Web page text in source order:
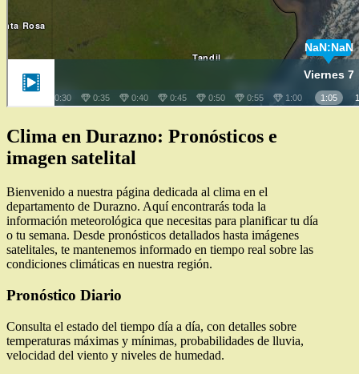
Clima en Durazno: Pronósticos e
imagen satelital
Bienvenido a nuestra página dedicada al clima en el
departamento de Durazno. Aquí encontrarás toda la
información meteorológica que necesitas para planificar tu día
o tu semana. Desde pronósticos detallados hasta imágenes
satelitales, te mantenemos informado en tiempo real sobre las
condiciones climáticas en nuestra región.
Pronóstico Diario
Consulta el estado del tiempo día a día, con detalles sobre
temperaturas máximas y mínimas, probabilidades de lluvia,
velocidad del viento y niveles de humedad.